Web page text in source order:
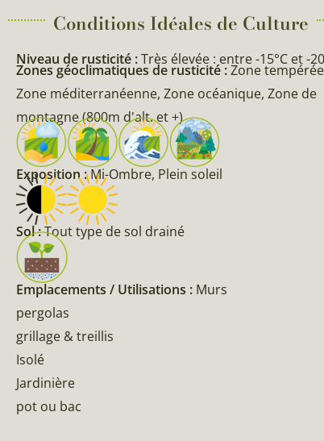
Conditions Idéales de Culture
Niveau de rusticité :Très élevée : entre -15°C et -
Zones géoclimatiques de rusticité :Zone
Zone méditerranéenne, Zone océanique, Zone de
montagne (800m d'alt. et +)
Exposition :Mi-Ombre, Plein soleil
Sol :Tout type de sol drainé
Emplacements / Utilisations : Murs
pergolas
grillage & treillis
Isolé
Jardinière
pot ou bac